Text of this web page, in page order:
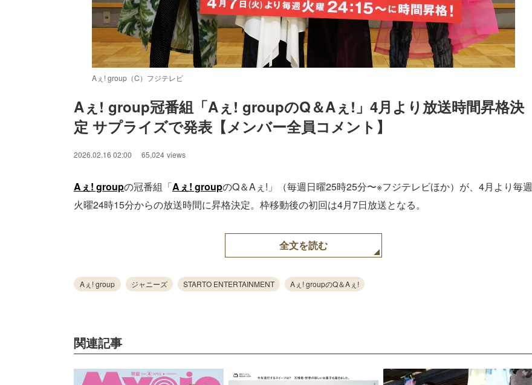
Aぇ! group（C）フジテレビ
Unmute Loaded:
87.03%
Aぇ! group冠番組「Aぇ! groupのQ＆Aぇ!」4月より放送時間昇格決
定 サプライズで発表【メンバー全員コメント】
2026.02.16 02:00 65,024 views
Aぇ! groupの冠番組「Aぇ! groupのQ＆Aぇ!」（毎週日曜25時25分〜※フジテレビほか）が、4月より毎週
火曜24時15分からの放送時間に昇格決定。枠移動後の初回は4月7日放送となる。
全文を読む
Aぇ! group ジャニーズ STARTO ENTERTAINMENT Aぇ! groupのQ＆Aぇ!
関連記事